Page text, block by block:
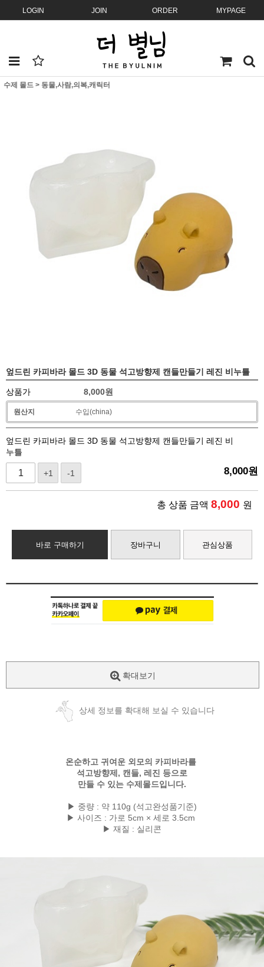
LOGIN JOIN ORDER MYPAGE
수제 몰드 > 동물,사람,의복,캐릭터
엎드린 카피바라 몰드 3D 동물 석고방향제 캔들만들기 레진 비누틀
상품가 8,000원
원산지 수입(china)
엎드린 카피바라 몰드 3D 동물 석고방향제 캔들만들기 레진 비
누틀
+1 -1 8,000원
총 상품 금액 8,000 원
바로 구매하기 장바구니 관심상품
확대보기
상세 정보를 확대해 보실 수 있습니다
온순하고 귀여운 외모의 카피바라를
석고방향제, 캔들, 레진 등으로
만들 수 있는 수제몰드입니다.
▶ 중량 : 약 110g (석고완성품기준)
▶ 사이즈 : 가로 5cm × 세로 3.5cm
▶ 재질 : 실리콘